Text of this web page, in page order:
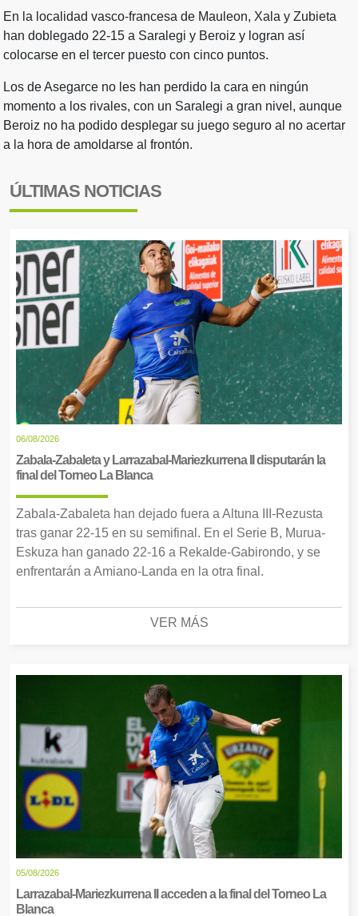
En la localidad vasco-francesa de Mauleon, Xala y Zubieta
han doblegado 22-15 a Saralegi y Beroiz y logran así
colocarse en el tercer puesto con cinco puntos.
Los de Asegarce no les han perdido la cara en ningún
momento a los rivales, con un Saralegi a gran nivel, aunque
Beroiz no ha podido desplegar su juego seguro al no acertar
a la hora de amoldarse al frontón.
ÚLTIMAS NOTICIAS
06/08/2026
Zabala-Zabaleta y Larrazabal-Mariezkurrena II disputarán la
final del Torneo La Blanca
Zabala-Zabaleta han dejado fuera a Altuna III-Rezusta
tras ganar 22-15 en su semifinal. En el Serie B, Murua-
Eskuza han ganado 22-16 a Rekalde-Gabirondo, y se
enfrentarán a Amiano-Landa en la otra final.
VER MÁS
05/08/2026
Larrazabal-Mariezkurrena II acceden a la final del Torneo La
Blanca